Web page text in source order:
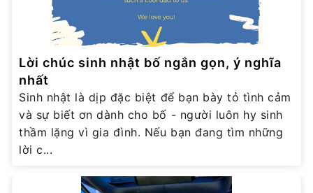
Lời chúc sinh nhật bố ngắn gọn, ý nghĩa
nhất
Sinh nhật là dịp đặc biệt để bạn bày tỏ tình cảm
và sự biết ơn dành cho bố - người luôn hy sinh
thầm lặng vì gia đình. Nếu bạn đang tìm những
lời c...